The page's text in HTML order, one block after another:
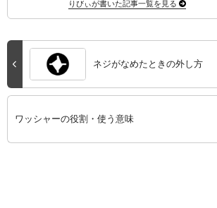
りびぃが書いた記事一覧を見る
ネジがなめたときの外し方
ワッシャーの役割・使う意味